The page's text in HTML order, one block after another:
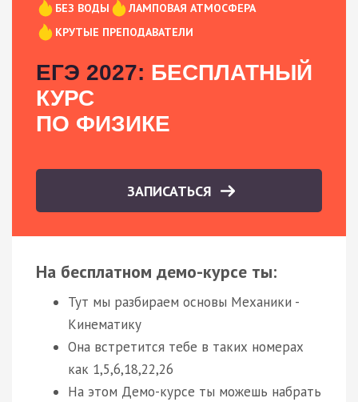
БЕЗ ВОДЫ
ЛАМПОВАЯ АТМОСФЕРА
КРУТЫЕ ПРЕПОДАВАТЕЛИ
ЕГЭ 2027: БЕСПЛАТНЫЙ
КУРС
ПО ФИЗИКЕ
ЗАПИСАТЬСЯ
На бесплатном демо-курсе ты:
Тут мы разбираем основы Механики -
Кинематику
Она встретится тебе в таких номерах
как 1,5,6,18,22,26
На этом Демо-курсе ты можешь набрать